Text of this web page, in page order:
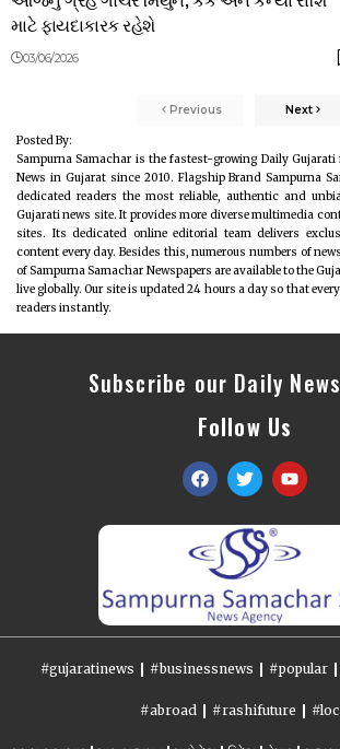
માટે ફાયદાકારક રહેશે
03/06/2026
Previous Next
Posted By:
Sampurna Samachar is the fastest-growing Daily Gujarati
News in Gujarat since 2010. Flagship Brand Sampurna
dedicated readers the most reliable, authentic and
Gujarati news site. It provides more diverse multimedia
sites. Its dedicated online editorial team delivers
content every day. Besides this, numerous numbers of
of Sampurna Samachar Newspapers are available to the
live globally. Our site is updated 24 hours a day so that
readers instantly.
Subscribe our Daily
Follow Us
#gujaratinews #businessnews #popular
#abroad #rashifuture